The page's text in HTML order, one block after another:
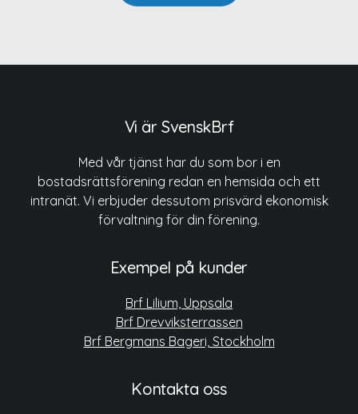
Vi är SvenskBrf
Med vår tjänst har du som bor i en
bostadsrättsförening redan en hemsida och ett
intranät. Vi erbjuder dessutom prisvärd ekonomisk
förvaltning för din förening.
Exempel på kunder
Brf Lilium, Uppsala
Brf Drevviksterrassen
Brf Bergmans Bageri, Stockholm
Kontakta oss